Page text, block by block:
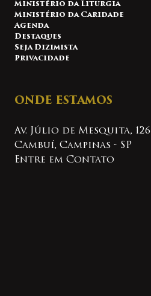
Ministério da Liturgia
Ministério da Caridade
Agenda
Destaques
Seja Dizimista
Privacidade
ONDE ESTAMOS
Av. Júlio de Mesquita, 126
Cambuí, Campinas - SP
Entre em Contato